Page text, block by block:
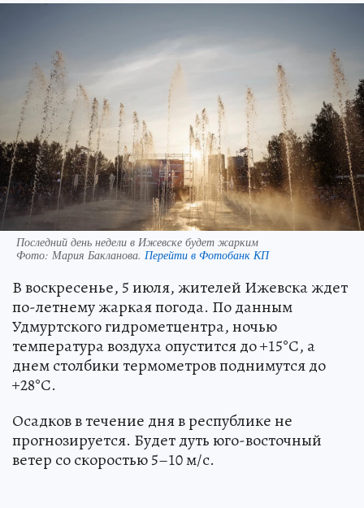
Последний день недели в Ижевске будет жарким
Фото: Мария Бакланова. Перейти в Фотобанк КП
В воскресенье, 5 июля, жителей Ижевска ждет
по-летнему жаркая погода. По данным
Удмуртского гидрометцентра, ночью
температура воздуха опустится до +15°С, а
днем столбики термометров поднимутся до
+28°С.
Осадков в течение дня в республике не
прогнозируется. Будет дуть юго-восточный
ветер со скоростью 5–10 м/с.